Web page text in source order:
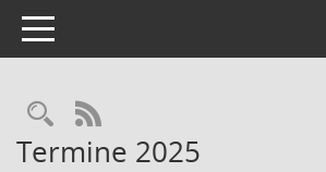
Toggle navigation
Rechercheauswahl
RSS-Feed
Termine 2025